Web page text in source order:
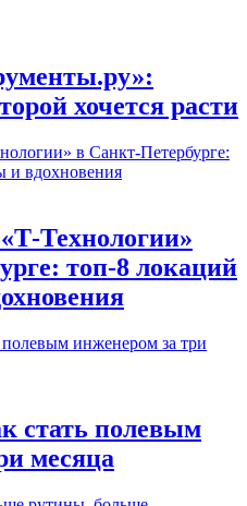
хочется расти
Технологии»
топ-8 локаций
стать полевым
месяца